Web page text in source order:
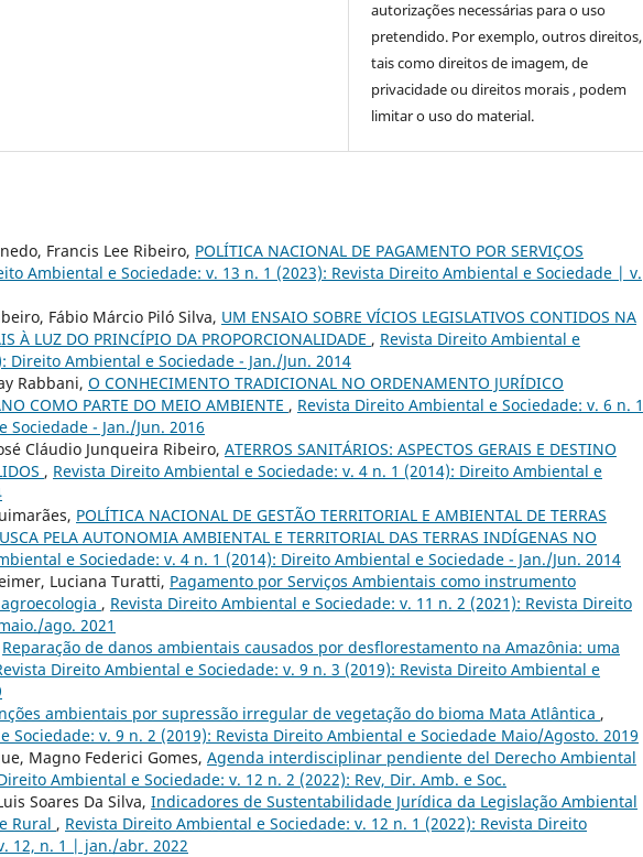
autorizações necessárias para o uso
pretendido. Por exemplo, outros direitos,
tais como direitos de imagem, de
privacidade ou direitos morais , podem
limitar o uso do material.
Francis Lee Ribeiro, POLÍTICA NACIONAL DE PAGAMENTO POR SERVIÇOS
Ambiental e Sociedade: v. 13 n. 1 (2023): Revista Direito Ambiental e Sociedade | v.
Fábio Márcio Piló Silva, UM ENSAIO SOBRE VÍCIOS LEGISLATIVOS CONTIDOS NA
À LUZ DO PRINCÍPIO DA PROPORCIONALIDADE , Revista Direito Ambiental e
Direito Ambiental e Sociedade - Jan./Jun. 2014
Rabbani, O CONHECIMENTO TRADICIONAL NO ORDENAMENTO JURÍDICO
COMO PARTE DO MEIO AMBIENTE , Revista Direito Ambiental e Sociedade: v. 6 n. 1
- Jan./Jun. 2016
Cláudio Junqueira Ribeiro, ATERROS SANITÁRIOS: ASPECTOS GERAIS E DESTINO
, Revista Direito Ambiental e Sociedade: v. 4 n. 1 (2014): Direito Ambiental e
POLÍTICA NACIONAL DE GESTÃO TERRITORIAL E AMBIENTAL DE TERRAS
PELA AUTONOMIA AMBIENTAL E TERRITORIAL DAS TERRAS INDÍGENAS NO
e Sociedade: v. 4 n. 1 (2014): Direito Ambiental e Sociedade - Jan./Jun. 2014
Luciana Turatti, Pagamento por Serviços Ambientais como instrumento
, Revista Direito Ambiental e Sociedade: v. 11 n. 2 (2021): Revista Direito
ago. 2021
Reparação de danos ambientais causados por desflorestamento na Amazônia: uma
Direito Ambiental e Sociedade: v. 9 n. 3 (2019): Revista Direito Ambiental e
ambientais por supressão irregular de vegetação do bioma Mata Atlântica ,
Sociedade: v. 9 n. 2 (2019): Revista Direito Ambiental e Sociedade Maio/Agosto. 2019
Magno Federici Gomes, Agenda interdisciplinar pendiente del Derecho Ambiental
Ambiental e Sociedade: v. 12 n. 2 (2022): Rev, Dir. Amb. e Soc.
Soares Da Silva, Indicadores de Sustentabilidade Jurídica da Legislação Ambiental
Rural , Revista Direito Ambiental e Sociedade: v. 12 n. 1 (2022): Revista Direito
12, n. 1 | jan./abr. 2022